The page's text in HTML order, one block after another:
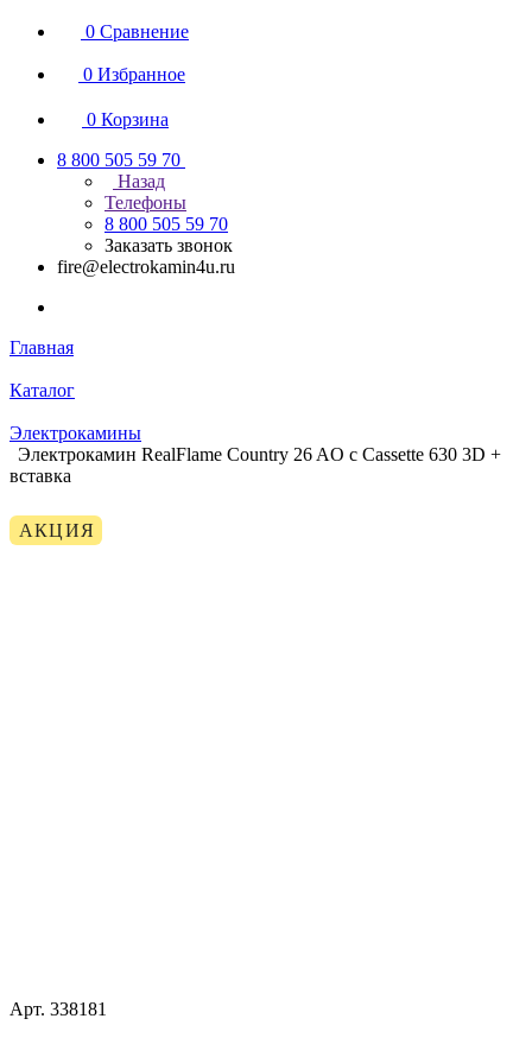
0 Сравнение
0 Избранное
0 Корзина
8 800 505 59 70
Назад
Телефоны
8 800 505 59 70
Заказать звонок
fire@electrokamin4u.ru
Главная
Каталог
Электрокамины
Электрокамин RealFlame Country 26 AO с Cassette 630 3D +
вставка
АКЦИЯ
Арт. 338181